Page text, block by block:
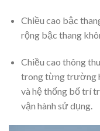
Chiều cao bậc
rộng bậc thang
Chiều cao thông
trong từng trường
và hệ thống bố trí
vận hành sử dụng.